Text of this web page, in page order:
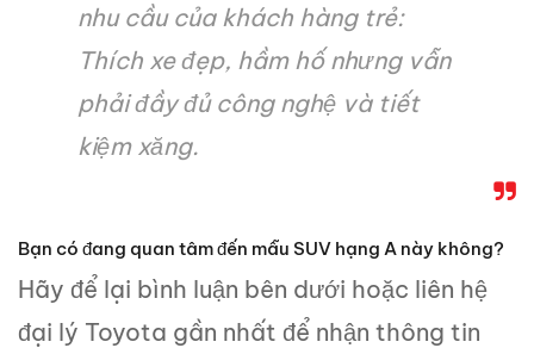
nhu cầu của khách hàng trẻ:
Thích xe đẹp, hầm hố nhưng vẫn
phải đầy đủ công nghệ và tiết
kiệm xăng.
Bạn có đang quan tâm đến mẫu SUV hạng A này không?
Hãy để lại bình luận bên dưới hoặc liên hệ
đại lý Toyota gần nhất để nhận thông tin